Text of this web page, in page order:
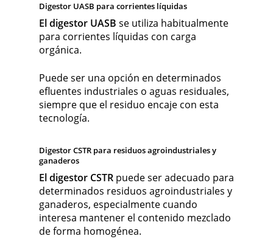
Digestor UASB para corrientes líquidas
El digestor UASB se utiliza habitualmente
para corrientes líquidas con carga
orgánica.
Puede ser una opción en determinados
efluentes industriales o aguas residuales,
siempre que el residuo encaje con esta
tecnología.
Digestor CSTR para residuos agroindustriales y
ganaderos
El digestor CSTR puede ser adecuado para
determinados residuos agroindustriales y
ganaderos, especialmente cuando
interesa mantener el contenido mezclado
de forma homogénea.